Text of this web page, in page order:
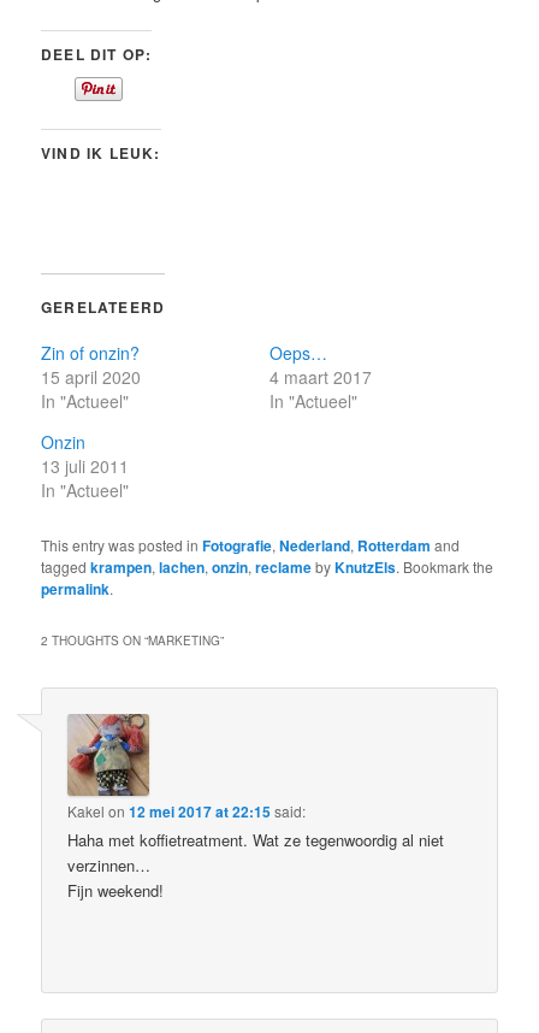
DEEL DIT OP:
VIND IK LEUK:
GERELATEERD
Zin of onzin?
15 april 2020
In "Actueel"
Oeps…
4 maart 2017
In "Actueel"
Onzin
13 juli 2011
In "Actueel"
This entry was posted inFotografie,Nederland, Rotterdam and
taggedkrampen,lachen,onzin,reclamebyKnutzEls. Bookmark the
permalink.
2 THOUGHTS ON “MARKETING”
Kakel on12 mei 2017 at 22:15said:
Haha met koffietreatment. Wat ze tegenwoordig al niet
verzinnen…
Fijn weekend!